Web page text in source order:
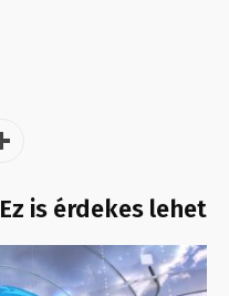
Ez is érdekes lehet